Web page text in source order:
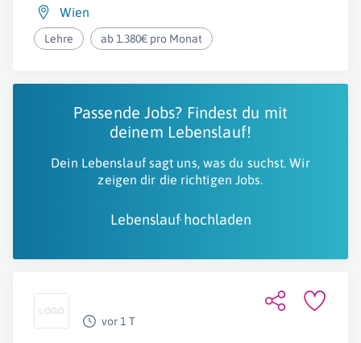
Wien
Lehre ab 1.380€ pro Monat
Passende Jobs? Findest du mit
deinem Lebenslauf!
Dein Lebenslauf sagt uns, was du suchst. Wir
zeigen dir die richtigen Jobs.
Lebenslauf hochladen
vor 1 T